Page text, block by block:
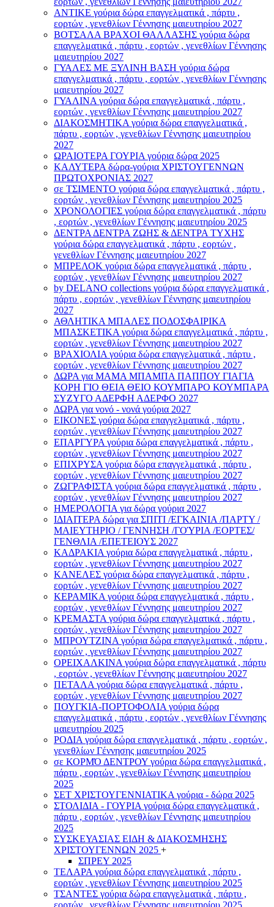
ΑΝΤΙΚΕ γούρια δώρα επαγγελματικά , πάρτυ ,
εορτών , γενεθλίων Γέννησης μαιευτηρίου 2027
ΒΟΤΣΑΛΑ ΒΡΑΧΟΙ ΘΑΛΛΑΣΗΣ γούρια δώρα
επαγγελματικά , πάρτυ , εορτών , γενεθλίων Γέννησης
μαιευτηρίου 2027
ΓΥΑΛΕΣ ΜΕ ΞΥΛΙΝΗ ΒΑΣΗ γούρια δώρα
επαγγελματικά , πάρτυ , εορτών , γενεθλίων Γέννησης
μαιευτηρίου 2027
ΓΥΑΛΙΝΑ γούρια δώρα επαγγελματικά , πάρτυ ,
εορτών , γενεθλίων Γέννησης μαιευτηρίου 2027
ΔΙΑΚΟΣΜΗΤΙΚΑ γούρια δώρα επαγγελματικά ,
πάρτυ , εορτών , γενεθλίων Γέννησης μαιευτηρίου
2027
ΩΡΑΙΟΤΕΡΑ ΓΟΥΡΙΑ γούρια δώρα 2025
ΚΑΛΥΤΕΡΑ δώρα-γούρια ΧΡΙΣΤΟΥΓΕΝΝΩΝ
ΠΡΩΤΟΧΡΟΝΙΑΣ 2027
σε ΤΣΙΜΕΝΤΟ γούρια δώρα επαγγελματικά , πάρτυ ,
εορτών , γενεθλίων Γέννησης μαιευτηρίου 2025
ΧΡΟΝΟΛΟΓΙΕΣ γούρια δώρα επαγγελματικά , πάρτυ
, εορτών , γενεθλίων Γέννησης μαιευτηρίου 2025
ΔΕΝΤΡΑ ΔΕΝΤΡΑ ΖΩΗΣ & ΔΕΝΤΡΑ ΤΥΧΗΣ
γούρια δώρα επαγγελματικά , πάρτυ , εορτών ,
γενεθλίων Γέννησης μαιευτηρίου 2027
ΜΠΡΕΛΟΚ γούρια δώρα επαγγελματικά , πάρτυ ,
εορτών , γενεθλίων Γέννησης μαιευτηρίου 2027
by DELANO collections γούρια δώρα επαγγελματικά ,
πάρτυ , εορτών , γενεθλίων Γέννησης μαιευτηρίου
2027
ΑΘΛΗΤΙΚΑ ΜΠΑΛΕΣ ΠΟΔΟΣΦΑΙΡΙΚΑ
ΜΠΑΣΚΕΤΙΚΑ γούρια δώρα επαγγελματικά , πάρτυ ,
εορτών , γενεθλίων Γέννησης μαιευτηρίου 2027
ΒΡΑΧΙΟΛΙA γούρια δώρα επαγγελματικά , πάρτυ ,
εορτών , γενεθλίων Γέννησης μαιευτηρίου 2027
ΔΩΡΑ για ΜΑΜΑ ΜΠΑΜΠΑ ΠΑΠΠΟΥ ΓΙΑΓΙΑ
ΚΟΡΗ ΓΙΟ ΘΕΙΑ ΘΕΙΟ ΚΟΥΜΠΑΡΟ ΚΟΥΜΠΑΡΑ
ΣΥΖΥΓΟ ΑΔΕΡΦΗ ΑΔΕΡΦΟ 2027
ΔΩΡΑ για νονό - νονά γούρια 2027
ΕΙΚΟΝΕΣ γούρια δώρα επαγγελματικά , πάρτυ ,
εορτών , γενεθλίων Γέννησης μαιευτηρίου 2027
ΕΠΑΡΓΥΡΑ γούρια δώρα επαγγελματικά , πάρτυ ,
εορτών , γενεθλίων Γέννησης μαιευτηρίου 2027
ΕΠΙΧΡΥΣΑ γούρια δώρα επαγγελματικά , πάρτυ ,
εορτών , γενεθλίων Γέννησης μαιευτηρίου 2027
ΖΩΓΡΑΦΙΣΤΑ γούρια δώρα επαγγελματικά , πάρτυ ,
εορτών , γενεθλίων Γέννησης μαιευτηρίου 2027
ΗΜΕΡΟΛΟΓΙΑ για δώρα γούρια 2027
ΙΔΙΑΙΤΕΡΑ δώρα για ΣΠΙΤΙ /ΕΓΚΑΙΝΙΑ /ΠΑΡΤΥ /
ΜΑΙΕΥΤΗΡΙΟ / ΓΕΝΝΗΣΗ /ΓΟΎΡΙΑ /ΕΟΡΤΕΣ/
ΓΕΝΘΛΙΑ /ΕΠΕΤΕΙΟΥΣ 2027
ΚΑΔΡΑΚΙΑ γούρια δώρα επαγγελματικά , πάρτυ ,
εορτών , γενεθλίων Γέννησης μαιευτηρίου 2027
ΚΑΝΕΛΕΣ γούρια δώρα επαγγελματικά , πάρτυ ,
εορτών , γενεθλίων Γέννησης μαιευτηρίου 2027
ΚΕΡΑΜΙΚΑ γούρια δώρα επαγγελματικά , πάρτυ ,
εορτών , γενεθλίων Γέννησης μαιευτηρίου 2027
ΚΡΕΜΑΣΤΑ γούρια δώρα επαγγελματικά , πάρτυ ,
εορτών , γενεθλίων Γέννησης μαιευτηρίου 2027
ΜΠΡΟΥΤΖΙΝΑ γούρια δώρα επαγγελματικά , πάρτυ ,
εορτών , γενεθλίων Γέννησης μαιευτηρίου 2027
ΟΡΕΙΧΑΛΚΙΝΑ γούρια δώρα επαγγελματικά , πάρτυ
, εορτών , γενεθλίων Γέννησης μαιευτηρίου 2027
ΠΕΤΑΛΑ γούρια δώρα επαγγελματικά , πάρτυ ,
εορτών , γενεθλίων Γέννησης μαιευτηρίου 2027
ΠΟΥΓΚΙΑ-ΠΟΡΤΟΦΟΛΙΑ γούρια δώρα
επαγγελματικά , πάρτυ , εορτών , γενεθλίων Γέννησης
μαιευτηρίου 2025
ΡΟΔΙΑ γούρια δώρα επαγγελματικά , πάρτυ , εορτών ,
γενεθλίων Γέννησης μαιευτηρίου 2025
σε ΚΟΡΜΌ ΔΕΝΤΡΟΥ γούρια δώρα επαγγελματικά ,
πάρτυ , εορτών , γενεθλίων Γέννησης μαιευτηρίου
2025
ΣΕΤ ΧΡΙΣΤΟΥΓΕΝΝΙΑΤΙΚΑ γούρια - δώρα 2025
ΣΤΟΛΙΔΙΑ - ΓΟΥΡΙΑ γούρια δώρα επαγγελματικά ,
πάρτυ , εορτών , γενεθλίων Γέννησης μαιευτηρίου
2025
ΣΥΣΚΕΥΑΣΙΑΣ ΕΙΔΗ & ΔΙΑΚΟΣΜΗΣΗΣ
ΧΡΙΣΤΟΥΓΕΝΝΩΝ 2025 +
ΣΠΡΕΥ 2025
ΤΕΛΑΡΑ γούρια δώρα επαγγελματικά , πάρτυ ,
εορτών , γενεθλίων Γέννησης μαιευτηρίου 2025
ΤΣΑΝΤΕΣ γούρια δώρα επαγγελματικά , πάρτυ ,
εορτών , γενεθλίων Γέννησης μαιευτηρίου 2025